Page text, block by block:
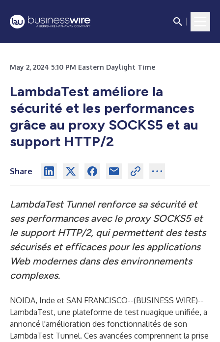
May 2, 2024 5:10 PM Eastern Daylight Time
LambdaTest améliore la
sécurité et les performances
grâce au proxy SOCKS5 et au
support HTTP/2
Share
LambdaTest Tunnel renforce sa sécurité et
ses performances avec le proxy SOCKS5 et
le support HTTP/2, qui permettent des tests
sécurisés et efficaces pour les applications
Web modernes dans des environnements
complexes.
NOIDA, Inde et SAN FRANCISCO--(BUSINESS WIRE)--
LambdaTest, une plateforme de test nuagique unifiée, a
annoncé l'amélioration des fonctionnalités de son
LambdaTest Tunnel. Ces avancées comprennent la prise